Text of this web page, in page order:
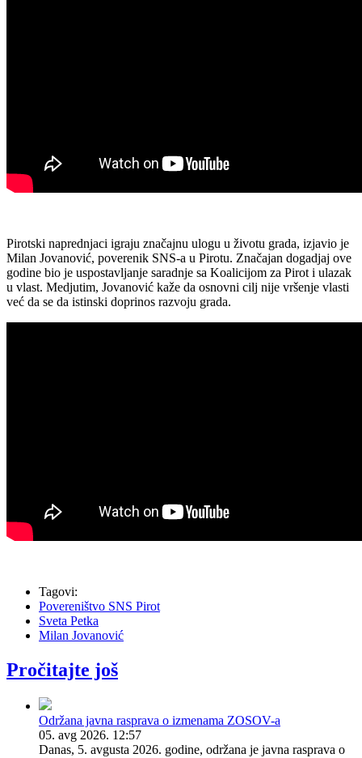
Pirotski naprednjaci igraju značajnu ulogu u životu grada, izjavio je
Milan Jovanović, poverenik SNS-a u Pirotu. Značajan dogadjaj ove
godine bio je uspostavljanje saradnje sa Koalicijom za Pirot i ulazak
u vlast. Medjutim, Jovanović kaže da osnovni cilj nije vršenje vlasti
već da se da istinski doprinos razvoju grada.
Tagovi:
Povereništvo SNS Pirot
Sveta Petka
Milan Jovanović
Pročitajte još
Održana javna rasprava o izmenama ZOSOV-a
05. avg 2026. 12:57
Danas, 5. avgusta 2026. godine, održana je javna rasprava o